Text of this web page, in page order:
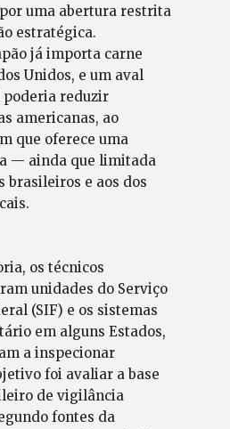
uma abertura restrita
estratégica.
já importa carne
Unidos, e um aval
poderia reduzir
americanas, ao
que oferece uma
— ainda que limitada
brasileiros e aos dos
os técnicos
unidades do Serviço
(SIF) e os sistemas
em alguns Estados,
a inspecionar
foi avaliar a base
de vigilância
fontes da